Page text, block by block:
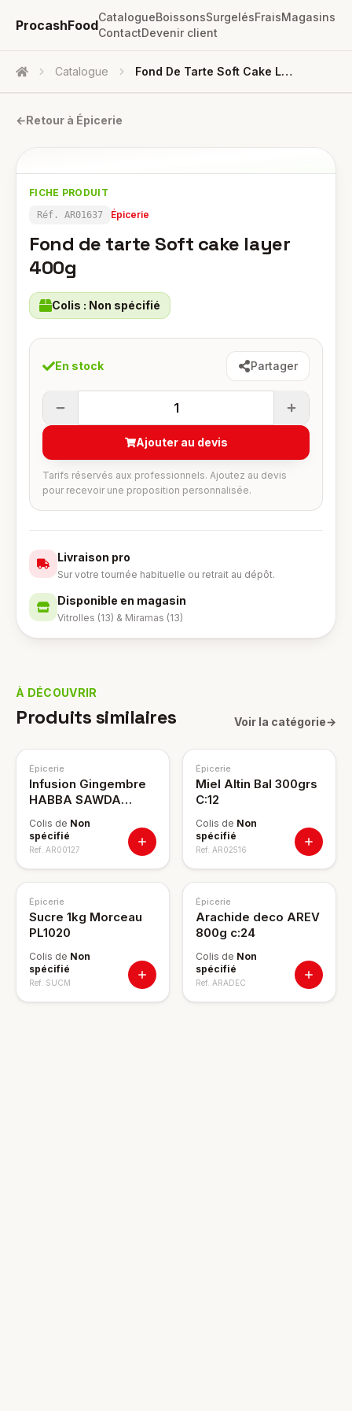
ProcashFood
CatalogueBoissonsSurgelésFraisMagasins
ContactDevenir client
Accueil Catalogue Fond De Tarte Soft Cake Layer 400g
←Retour à Épicerie
FICHE PRODUIT
Réf. AR01637 Épicerie
Fond de tarte Soft cake layer
400g
Colis : Non spécifié
En stock Partager
1
Ajouter au devis
Tarifs réservés aux professionnels. Ajoutez au devis
pour recevoir une proposition personnalisée.
Livraison pro
Sur votre tournée habituelle ou retrait au dépôt.
Disponible en magasin
Vitrolles (13) & Miramas (13)
À DÉCOUVRIR
Produits similaires Voir la catégorie→
Épicerie
Infusion Gingembre
HABBA SAWDA
Colis de Non
spécifié
Ref. AR00127
Épicerie
Miel Altin Bal 300grs
C:12
Colis de Non
spécifié
Ref. AR02516
Épicerie
Sucre 1kg Morceau
PL1020
Colis de Non
spécifié
Ref. SUCM
Épicerie
Arachide deco AREV
800g c:24
Colis de Non
spécifié
Ref. ARADEC